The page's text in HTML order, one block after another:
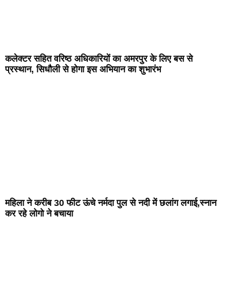
कलेक्टर सहित वरिष्ठ अधिकारियों का अमरपुर के लिए बस से
प्रस्थान, सिधौली से होगा इस अभियान का शुभारंभ
महिला ने करीब 30 फीट ऊंचे नर्मदा पुल से नदी में छलांग लगाई,स्नान
कर रहे लोगो ने बचाया